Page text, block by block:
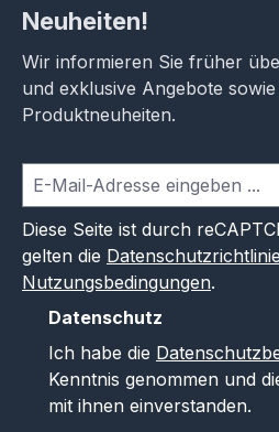
Neuheiten!
Wir informieren Sie früher
und exklusive Angebote
Produktneuheiten.
Diese Seite ist durch
gelten die Datenschutzrichtlinie
Nutzungsbedingungen.
Datenschutz
Ich habe die
Kenntnis genommen und
mit ihnen einverstanden.